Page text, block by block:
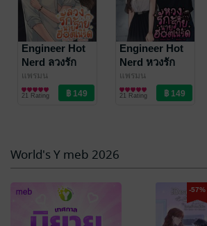
Engineer Hot
Nerd ลวงรัก
ร้ายนายฮอต
เนิร์ด
แพรมน
นิยายรักวัยรุ่น
21 Rating
Engineer Hot
Nerd หวงรัก
ร้ายนายฮอต
เนิร์ด
แพรมน
นิยายรักวัยรุ่น
21 Rating
World's Y meb 2026
-57%